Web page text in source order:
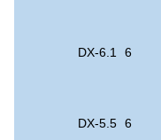
DX-6.1 6
DX-5.5 6